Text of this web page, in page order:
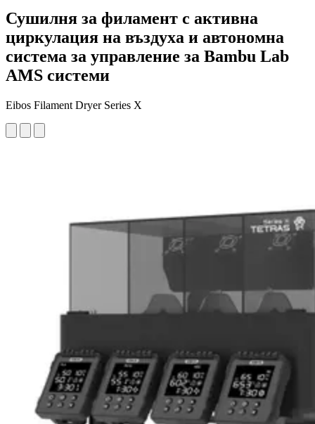
Сушилня за филамент с активна
циркулация на въздуха и автономна
система за управление за Bambu Lab
AMS системи
Eibos Filament Dryer Series X